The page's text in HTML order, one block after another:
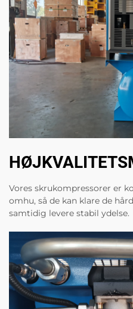
Vores skrukompressorer er
omhu, så de kan klare de
samtidig levere stabil ydelse.